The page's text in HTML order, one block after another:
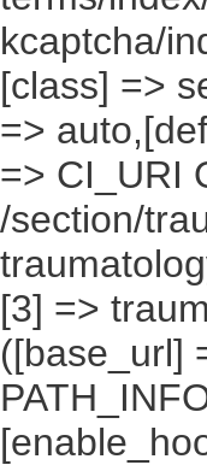
kcaptcha/
[class] =>
=>
=> CI_URI
/section/
[3] =>
([base_url]